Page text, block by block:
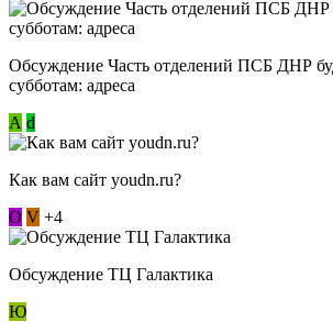
Обсуждение Часть отделений ПСБ ДНР
субботам: адреса
А d
Как вам сайт youdn.ru?
О V +4
Обсуждение ТЦ Галактика
Ю